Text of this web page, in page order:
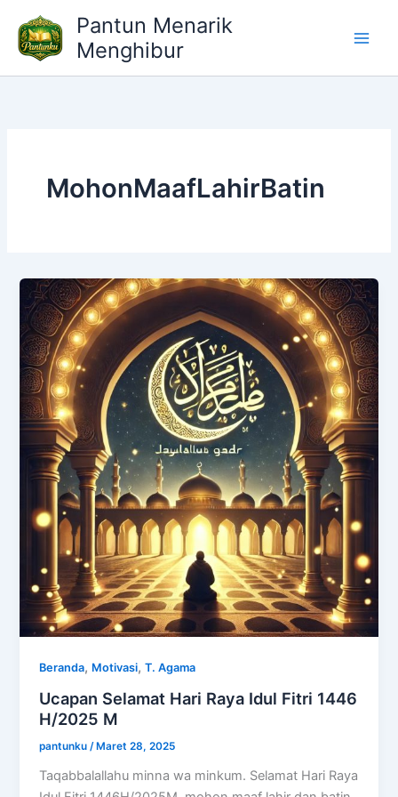
konten
Pantun Menarik
Menghibur
MohonMaafLahirBatin
Beranda, Motivasi,T. Agama
Ucapan Selamat Hari Raya Idul Fitri 1446
H/2025 M
pantunku /Maret 28, 2025
Taqabbalallahu minna wa minkum. Selamat Hari Raya